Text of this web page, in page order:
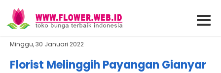
Minggu, 30 Januari 2022
Florist Melinggih Payangan Gianyar